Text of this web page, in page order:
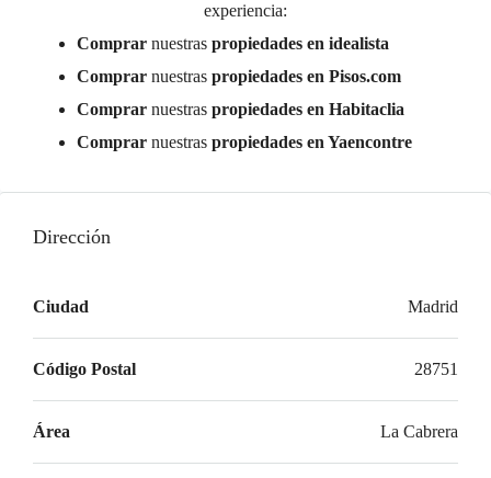
experiencia:
Comprar nuestras propiedades en idealista
Comprar nuestras propiedades en Pisos.com
Comprar nuestras propiedades en Habitaclia
Comprar nuestras propiedades en Yaencontre
Dirección
Ciudad Madrid
Código Postal 28751
Área La Cabrera